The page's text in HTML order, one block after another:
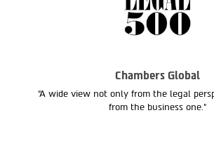
Chambers Global
“A wide view not only from the legal
from the business one.”